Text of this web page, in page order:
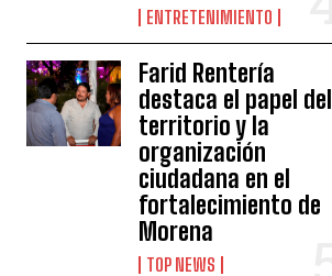
ENTRETENIMIENTO
Farid Rentería
destaca el papel del
territorio y la
organización
ciudadana en el
fortalecimiento de
Morena
TOP NEWS